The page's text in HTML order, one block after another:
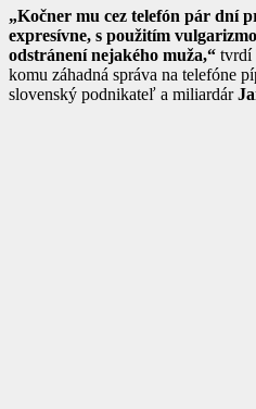
„Kočner mu cez telefón pár dní
expresívne, s použitím
odstránení nejakého muža,“ tvrdí
komu záhadná správa na telefóne
slovenský podnikateľ a miliardár